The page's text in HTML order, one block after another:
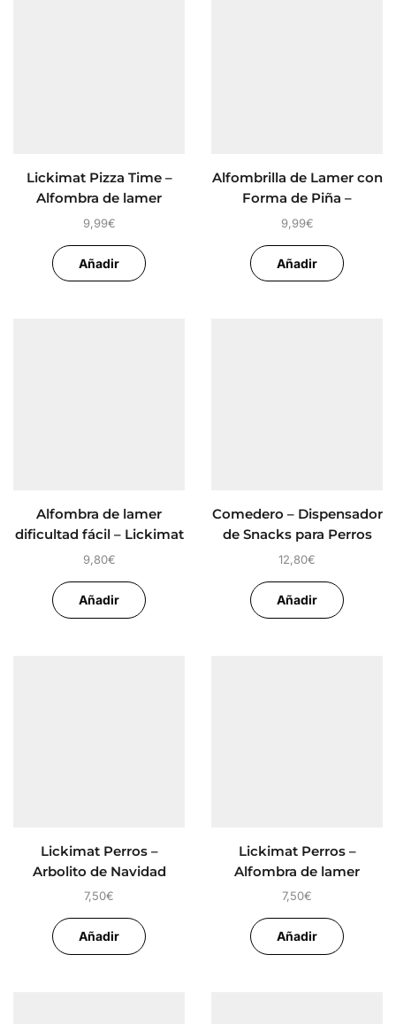
Lickimat Pizza Time –
Alfombra de lamer
perros
9,99€
Añadir
Alfombrilla de Lamer con
Forma de Piña –
Antiestrés, Estimulante y
Perros
9,99€
Añadir
Alfombra de lamer
dificultad fácil – Lickimat
Perros
9,80€
Añadir
Comedero – Dispensador
de Snacks para Perros
12,80€
Añadir
Lickimat Perros –
Arbolito de Navidad
7,50€
Añadir
Lickimat Perros –
Alfombra de lamer
dificultad fácil
7,50€
Añadir